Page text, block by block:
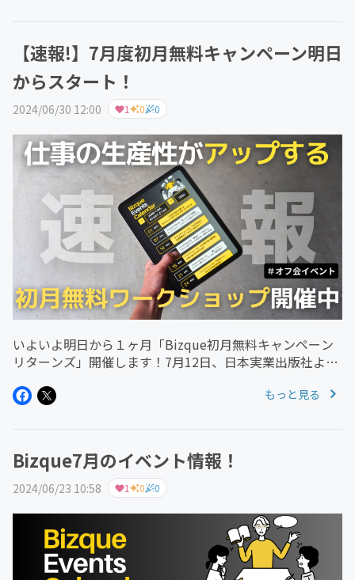
【速報!】7月度初月無料キャンペーン明日
からスタート！
2024/06/30 12:00 1 0 0
いよいよ明日から１ヶ月「Bizque初月無料キャンペーン
リターンズ」開催します！7月12日、日本実業出版社より
枚ですべての仕事を可視化する 爆速ノート術」もっと見る
Bizque7月のイベント情報！
2024/06/23 10:58 1 0 0